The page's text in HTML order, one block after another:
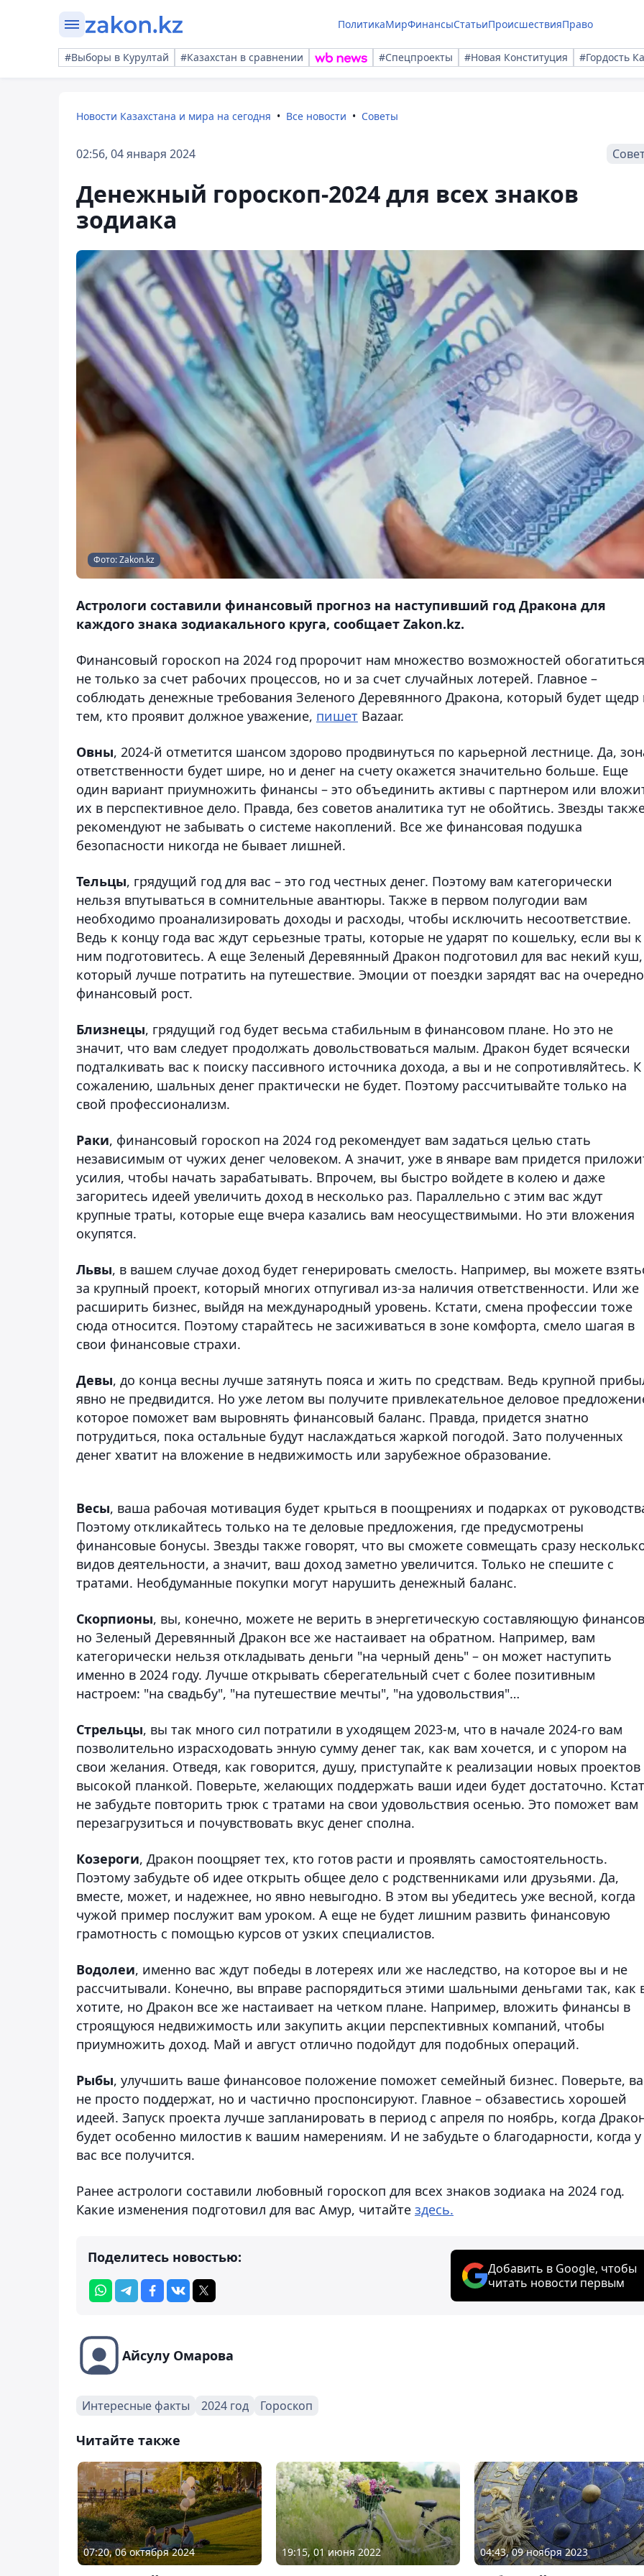
ПолитикаМирФинансыСтатьиПроисшествияПраво
#Выборы в Курултай #Казахстан в сравнении #Спецпроекты #Новая Конституция #Гордость
Новости Казахстана и мира на сегодня Все новости Советы
02:56, 04 января 2024
Денежный гороскоп-2024 для всех знаков
зодиака
Фото: Zakon.kz
Астрологи составили финансовый прогноз на наступивший год Дракона для
каждого знака зодиакального круга, сообщает Zakon.kz.
Финансовый гороскоп на 2024 год пророчит нам множество возможностей обогатиться
не только за счет рабочих процессов, но и за счет случайных лотерей. Главное –
соблюдать денежные требования Зеленого Деревянного Дракона, который будет щедр
тем, кто проявит должное уважение, пишет Bazaar.
Овны, 2024-й отметится шансом здорово продвинуться по карьерной лестнице. Да,
ответственности будет шире, но и денег на счету окажется значительно больше. Еще
один вариант приумножить финансы – это объединить активы с партнером или
их в перспективное дело. Правда, без советов аналитика тут не обойтись. Звезды
рекомендуют не забывать о системе накоплений. Все же финансовая подушка
безопасности никогда не бывает лишней.
Тельцы, грядущий год для вас – это год честных денег. Поэтому вам категорически
нельзя впутываться в сомнительные авантюры. Также в первом полугодии вам
необходимо проанализировать доходы и расходы, чтобы исключить несоответствие.
Ведь к концу года вас ждут серьезные траты, которые не ударят по кошельку, если вы к
ним подготовитесь. А еще Зеленый Деревянный Дракон подготовил для вас некий куш,
который лучше потратить на путешествие. Эмоции от поездки зарядят вас на
финансовый рост.
Близнецы, грядущий год будет весьма стабильным в финансовом плане. Но это не
значит, что вам следует продолжать довольствоваться малым. Дракон будет всячески
подталкивать вас к поиску пассивного источника дохода, а вы и не сопротивляйтесь. К
сожалению, шальных денег практически не будет. Поэтому рассчитывайте только на
свой профессионализм.
Раки, финансовый гороскоп на 2024 год рекомендует вам задаться целью стать
независимым от чужих денег человеком. А значит, уже в январе вам придется
усилия, чтобы начать зарабатывать. Впрочем, вы быстро войдете в колею и даже
загоритесь идеей увеличить доход в несколько раз. Параллельно с этим вас ждут
крупные траты, которые еще вчера казались вам неосуществимыми. Но эти вложения
окупятся.
Львы, в вашем случае доход будет генерировать смелость. Например, вы можете
за крупный проект, который многих отпугивал из-за наличия ответственности. Или же
расширить бизнес, выйдя на международный уровень. Кстати, смена профессии тоже
сюда относится. Поэтому старайтесь не засиживаться в зоне комфорта, смело шагая в
свои финансовые страхи.
Девы, до конца весны лучше затянуть пояса и жить по средствам. Ведь крупной
явно не предвидится. Но уже летом вы получите привлекательное деловое
которое поможет вам выровнять финансовый баланс. Правда, придется знатно
потрудиться, пока остальные будут наслаждаться жаркой погодой. Зато полученных
денег хватит на вложение в недвижимость или зарубежное образование.
Весы, ваша рабочая мотивация будет крыться в поощрениях и подарках от
Поэтому откликайтесь только на те деловые предложения, где предусмотрены
финансовые бонусы. Звезды также говорят, что вы сможете совмещать сразу
видов деятельности, а значит, ваш доход заметно увеличится. Только не спешите с
тратами. Необдуманные покупки могут нарушить денежный баланс.
Скорпионы, вы, конечно, можете не верить в энергетическую составляющую
но Зеленый Деревянный Дракон все же настаивает на обратном. Например, вам
категорически нельзя откладывать деньги "на черный день" – он может наступить
именно в 2024 году. Лучше открывать сберегательный счет с более позитивным
настроем: "на свадьбу", "на путешествие мечты", "на удовольствия"…
Стрельцы, вы так много сил потратили в уходящем 2023-м, что в начале 2024-го вам
позволительно израсходовать энную сумму денег так, как вам хочется, и с упором на
свои желания. Отведя, как говорится, душу, приступайте к реализации новых проектов
высокой планкой. Поверьте, желающих поддержать ваши идеи будет достаточно.
не забудьте повторить трюк с тратами на свои удовольствия осенью. Это поможет вам
перезагрузиться и почувствовать вкус денег сполна.
Козероги, Дракон поощряет тех, кто готов расти и проявлять самостоятельность.
Поэтому забудьте об идее открыть общее дело с родственниками или друзьями. Да,
вместе, может, и надежнее, но явно невыгодно. В этом вы убедитесь уже весной, когда
чужой пример послужит вам уроком. А еще не будет лишним развить финансовую
грамотность с помощью курсов от узких специалистов.
Водолеи, именно вас ждут победы в лотереях или же наследство, на которое вы и не
рассчитывали. Конечно, вы вправе распорядиться этими шальными деньгами так, как
хотите, но Дракон все же настаивает на четком плане. Например, вложить финансы в
строящуюся недвижимость или закупить акции перспективных компаний, чтобы
приумножить доход. Май и август отлично подойдут для подобных операций.
Рыбы, улучшить ваше финансовое положение поможет семейный бизнес. Поверьте,
не просто поддержат, но и частично проспонсируют. Главное – обзавестись хорошей
идеей. Запуск проекта лучше запланировать в период с апреля по ноябрь, когда
будет особенно милостив к вашим намерениям. И не забудьте о благодарности, когда у
вас все получится.
Ранее астрологи составили любовный гороскоп для всех знаков зодиака на 2024 год.
Какие изменения подготовил для вас Амур, читайте здесь.
Поделитесь новостью:
Добавить в Google, чтобы
читать новости первым
Айсулу Омарова
Интересные факты 2024 год Гороскоп
Читайте также
07:20, 06 октября 2024 19:15, 01 июня 2022 04:43, 09 ноября 2023